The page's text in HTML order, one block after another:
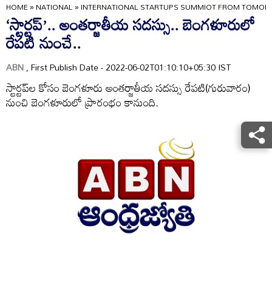
HOME»NATIONAL»INTERNATIONAL STARTUPS SUMMIOT FROM
‘స్టార్టప్‌’.. అంతర్జాతీయ సదస్సు.. బెంగళూరులో
రేపటి నుంచే..
ABN, First Publish Date - 2022-06-02T01:10:10+05:30 IST
స్టార్టప్‌ల కోసం బెంగళూరు అంతర్జాతీయ సదస్సు రేపటి(గురువారం)
నుంచి బెంగళూరులో ప్రారంభం కానుంది.